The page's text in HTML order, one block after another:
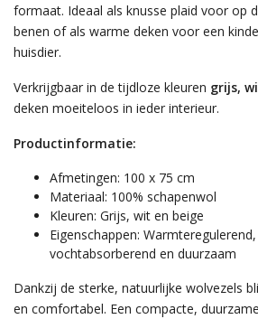
formaat. Ideaal als knusse plaid voor op
benen of als warme deken voor een
huisdier.
Verkrijgbaar in de tijdloze kleuren grijs,
deken moeiteloos in ieder interieur.
Productinformatie:
Afmetingen: 100 x 75 cm
Materiaal: 100% schapenwol
Kleuren: Grijs, wit en beige
Eigenschappen:
vochtabsorberend en duurzaam
Dankzij de sterke, natuurlijke wolvezels
en comfortabel. Een compacte,